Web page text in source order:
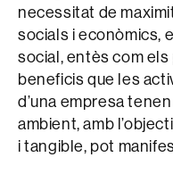
necessitat de
socials i econòmics,
social, entès com
beneficis que les
d’una empresa
ambient, amb
i tangible, pot